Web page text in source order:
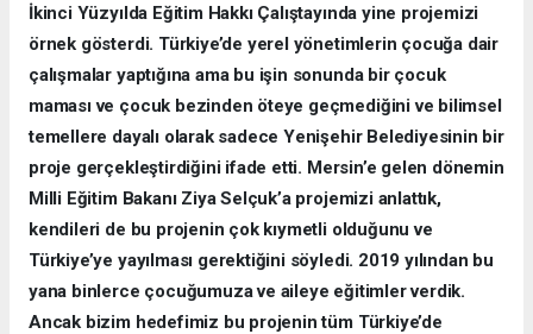
İkinci Yüzyılda Eğitim Hakkı Çalıştayında yine projemizi
örnek gösterdi. Türkiye’de yerel yönetimlerin çocuğa dair
çalışmalar yaptığına ama bu işin sonunda bir çocuk
maması ve çocuk bezinden öteye geçmediğini ve bilimsel
temellere dayalı olarak sadece Yenişehir Belediyesinin bir
proje gerçekleştirdiğini ifade etti. Mersin’e gelen dönemin
Milli Eğitim Bakanı Ziya Selçuk’a projemizi anlattık,
kendileri de bu projenin çok kıymetli olduğunu ve
Türkiye’ye yayılması gerektiğini söyledi. 2019 yılından bu
yana binlerce çocuğumuza ve aileye eğitimler verdik.
Ancak bizim hedefimiz bu projenin tüm Türkiye’de